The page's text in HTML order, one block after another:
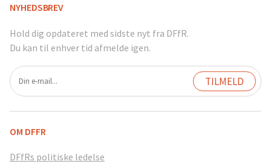
NYHEDSBREV
Hold dig opdateret med sidste nyt fra DFfR.
Du kan til enhver tid afmelde igen.
OM DFFR
DFfRs politiske ledelse